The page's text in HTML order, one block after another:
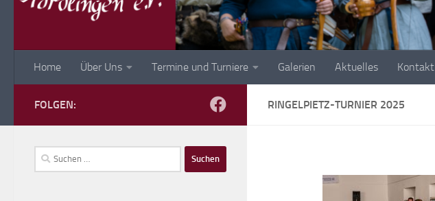
Home Über Uns Termine und Turniere Galerien Aktuelles Kontakt
RINGELPIETZ-TURNIER 2025
FOLGEN:
Suchen
nach: